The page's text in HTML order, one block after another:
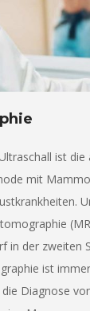
ist die
mit
in der zweiten
ist
Diagnose